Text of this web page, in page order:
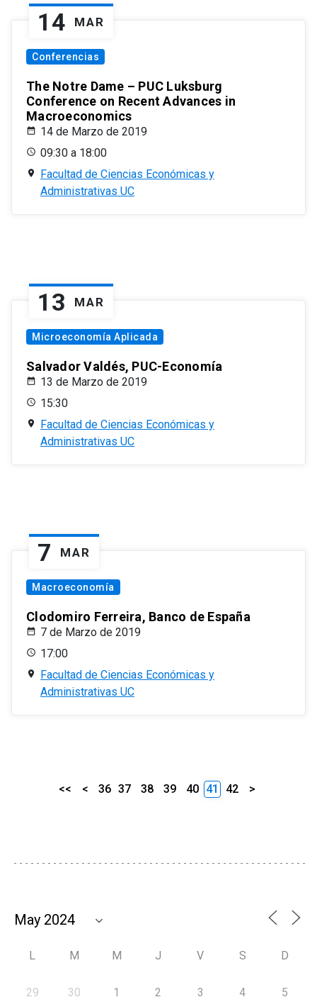
14 MAR
Conferencias
The Notre Dame – PUC Luksburg
Conference on Recent Advances in
Macroeconomics
14 de Marzo de 2019
09:30 a 18:00
Facultad de Ciencias Económicas y
Administrativas UC
13 MAR
Microeconomía Aplicada
Salvador Valdés, PUC-Economía
13 de Marzo de 2019
15:30
Facultad de Ciencias Económicas y
Administrativas UC
7 MAR
Macroeconomía
Clodomiro Ferreira, Banco de España
7 de Marzo de 2019
17:00
Facultad de Ciencias Económicas y
Administrativas UC
<< < 36 37 38 39 40 41 42 >
L M M J V S D
29 30 1 2 3 4 5